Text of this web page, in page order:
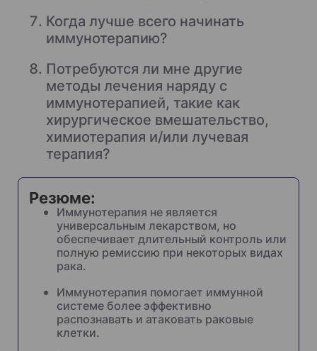
Когда лучше всего начинать
иммунотерапию?
Потребуются ли мне другие
методы лечения наряду с
иммунотерапией, такие как
хирургическое вмешательство,
химиотерапия и/или лучевая
терапия?
Резюме:
Иммунотерапия не является
универсальным лекарством, но
обеспечивает длительный контроль или
полную ремиссию при некоторых видах
рака.
Иммунотерапия помогает иммунной
системе более эффективно
распознавать и атаковать раковые
клетки.